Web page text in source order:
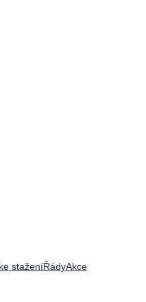
staženíŘádyAkce